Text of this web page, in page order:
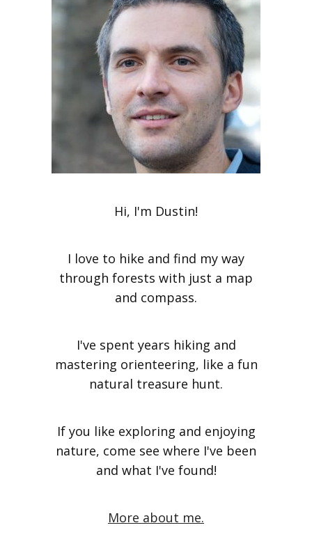
Hi, I'm Dustin!
I love to hike and find my way
through forests with just a map
and compass.
I've spent years hiking and
mastering orienteering, like a fun
natural treasure hunt.
If you like exploring and enjoying
nature, come see where I've been
and what I've found!
More about me.